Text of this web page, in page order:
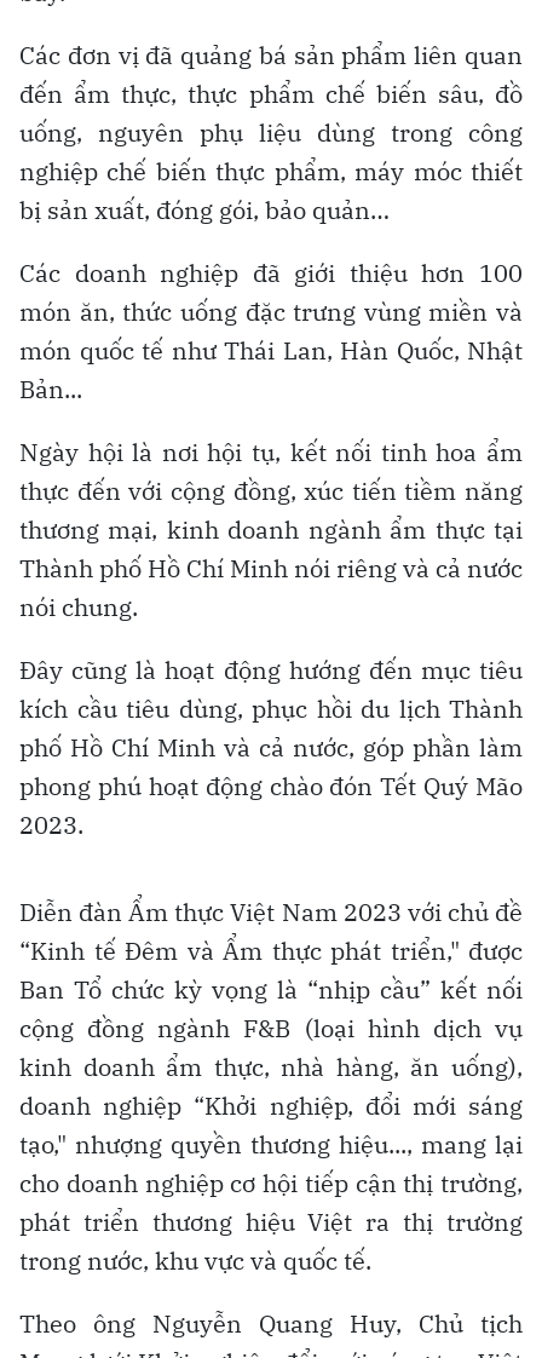
Các đơn vị đã quảng bá sản phẩm liên quan
đến ẩm thực, thực phẩm chế biến sâu, đồ
uống, nguyên phụ liệu dùng trong công
nghiệp chế biến thực phẩm, máy móc thiết
bị sản xuất, đóng gói, bảo quản…
Các doanh nghiệp đã giới thiệu hơn 100
món ăn, thức uống đặc trưng vùng miền và
món quốc tế như Thái Lan, Hàn Quốc, Nhật
Bản...
Ngày hội là nơi hội tụ, kết nối tinh hoa ẩm
thực đến với cộng đồng, xúc tiến tiềm năng
thương mại, kinh doanh ngành ẩm thực tại
Thành phố Hồ Chí Minh nói riêng và cả nước
nói chung.
Đây cũng là hoạt động hướng đến mục tiêu
kích cầu tiêu dùng, phục hồi du lịch Thành
phố Hồ Chí Minh và cả nước, góp phần làm
phong phú hoạt động chào đón Tết Quý Mão
2023.
Diễn đàn Ẩm thực Việt Nam 2023 với chủ đề
“Kinh tế Đêm và Ẩm thực phát triển," được
Ban Tổ chức kỳ vọng là “nhịp cầu” kết nối
cộng đồng ngành F&B (loại hình dịch vụ
kinh doanh ẩm thực, nhà hàng, ăn uống),
doanh nghiệp “Khởi nghiệp, đổi mới sáng
tạo," nhượng quyền thương hiệu..., mang lại
cho doanh nghiệp cơ hội tiếp cận thị trường,
phát triển thương hiệu Việt ra thị trường
trong nước, khu vực và quốc tế.
Theo ông Nguyễn Quang Huy, Chủ tịch